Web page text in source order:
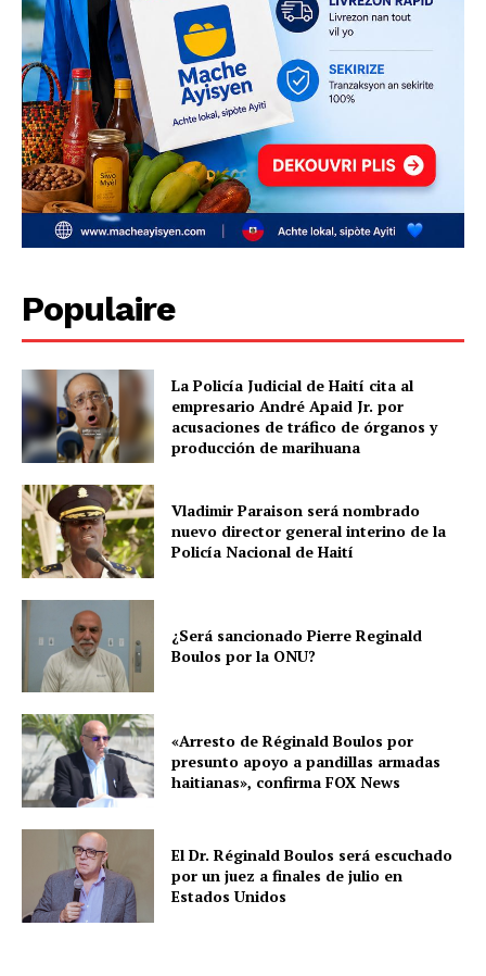
Populaire
La Policía Judicial de Haití cita al
empresario André Apaid Jr. por
acusaciones de tráfico de órganos y
producción de marihuana
Vladimir Paraison será nombrado
nuevo director general interino de la
Policía Nacional de Haití
¿Será sancionado Pierre Reginald
Boulos por la ONU?
«Arresto de Réginald Boulos por
presunto apoyo a pandillas armadas
haitianas», confirma FOX News
El Dr. Réginald Boulos será escuchado
por un juez a finales de julio en
Estados Unidos